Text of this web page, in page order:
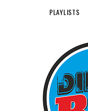
PLAYLISTS